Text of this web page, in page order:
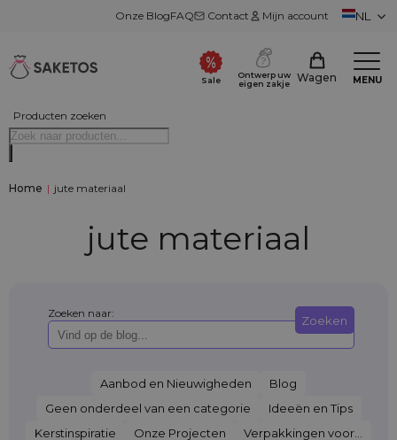
Onze BlogFAQ Contact Mijn account NL
Producten zoeken
Sale
Ontwerp uw
eigen zakje
Wagen MENU
Home | jute materiaal
jute materiaal
Zoeken naar: Zoeken
Aanbod en Nieuwigheden
Blog
Geen onderdeel van een categorie
Ideeën en Tips
Kerstinspiratie
Onze Projecten Verpakkingen voor...